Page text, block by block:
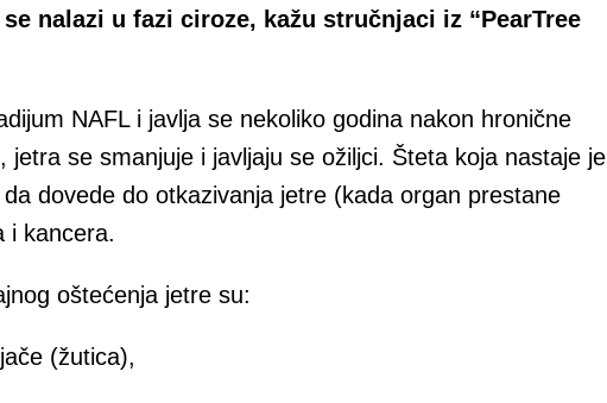
nalazi u fazi ciroze, kažu stručnjaci iz “PearTree
NAFL i javlja se nekoliko godina nakon hronične
jetra se smanjuje i javljaju se ožiljci. Šteta koja nastaje je
dovede do otkazivanja jetre (kada organ prestane
i kancera.
oštećenja jetre su:
(žutica),